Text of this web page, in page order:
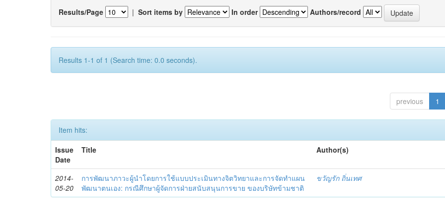
Results/Page | Sort items by In order Authors/record
Results 1-1 of 1 (Search time: 0.0 seconds).
previous 1
Item hits:
Issue
Date
Title Author(s)
2014-
05-20
การพัฒนาภาวะผู้นำโดยการใช้แบบประเมินทางจิตวิทยาและการจัดทำแผน
พัฒนาตนเอง: กรณีศึกษาผู้จัดการฝ่ายสนับสนุนการขาย ของบริษัทข้ามชาติ
ขวัญรัก ถิ่นเทศ